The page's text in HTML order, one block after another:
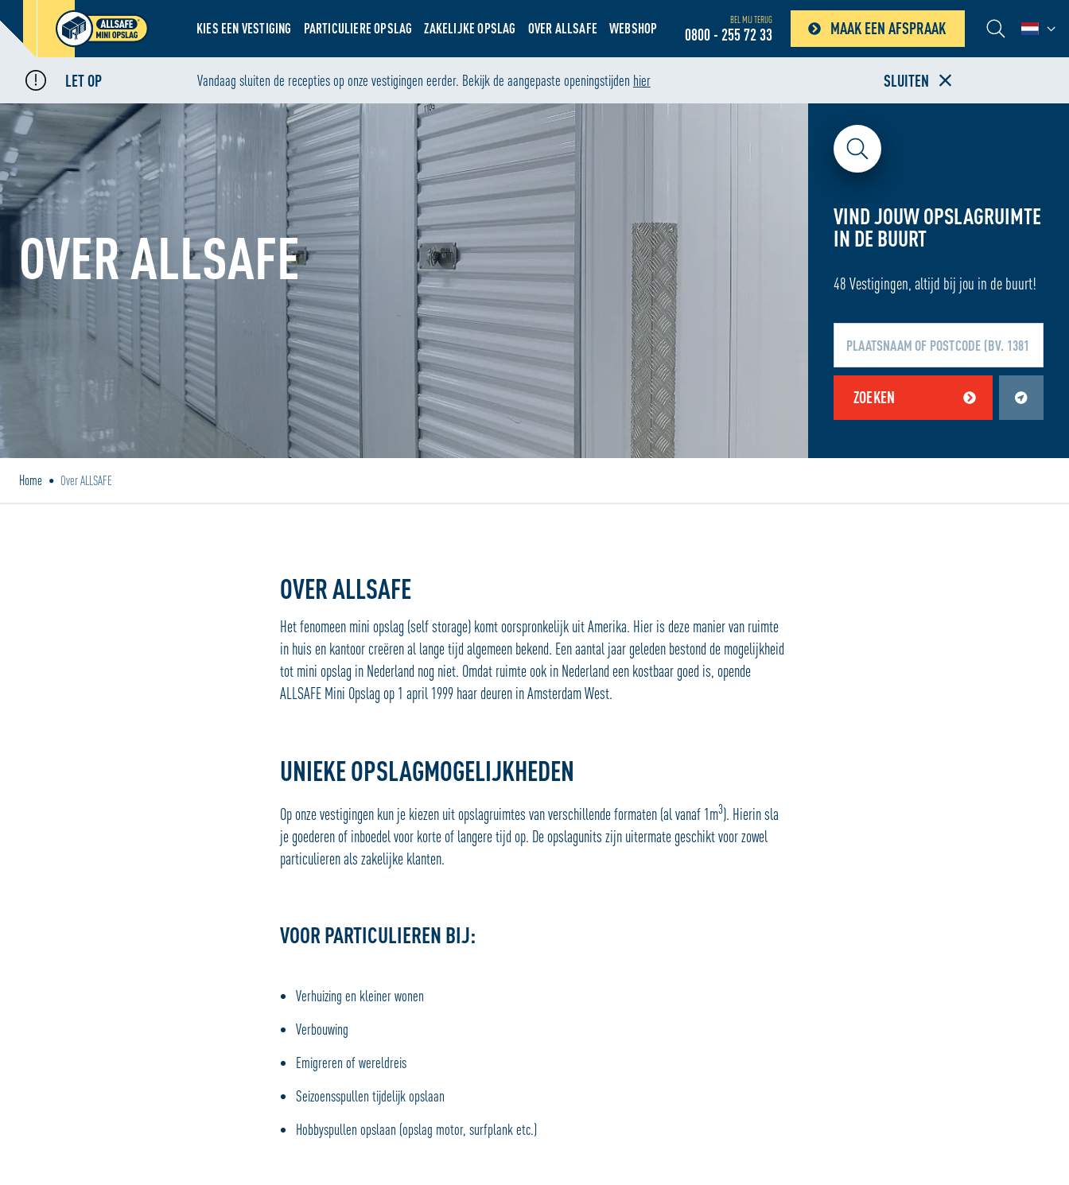
KIES EEN VESTIGING PARTICULIERE OPSLAG ZAKELIJKE OPSLAG OVER ALLSAFE WEBSHOP
BEL MIJ TERUG
0800 - 255 72 33 MAAK EEN AFSPRAAK
LET OP Vandaag sluiten de recepties op onze vestigingen eerder. Bekijk de aangepaste openingstijden hier SLUITEN
Home • Over ALLSAFE
OVER ALLSAFE
VIND JOUW OPSLAGRUIMTE
IN DE BUURT
48 Vestigingen, altijd bij jou in de buurt!
ZOEKEN
Jouw locatiediensten zijn uitgeschakeld.
OVER ALLSAFE
Het fenomeen mini opslag (self storage) komt oorspronkelijk uit Amerika. Hier is deze manier van ruimte
in huis en kantoor creëren al lange tijd algemeen bekend. Een aantal jaar geleden bestond de mogelijkheid
tot mini opslag in Nederland nog niet. Omdat ruimte ook in Nederland een kostbaar goed is, opende
ALLSAFE Mini Opslag op 1 april 1999 haar deuren in Amsterdam West.
UNIEKE OPSLAGMOGELIJKHEDEN
Op onze vestigingen kun je kiezen uit opslagruimtes van verschillende formaten (al vanaf 1m3). Hierin sla
je goederen of inboedel voor korte of langere tijd op. De opslagunits zijn uitermate geschikt voor zowel
particulieren als zakelijke klanten.
VOOR PARTICULIEREN BIJ:
Verhuizing en kleiner wonen
Verbouwing
Emigreren of wereldreis
Seizoensspullen tijdelijk opslaan
Hobbyspullen opslaan (opslag motor, surfplank etc.)